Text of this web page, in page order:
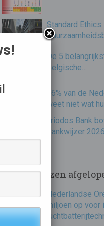
Standard Ethics:
De 5
Belgische…
86% van de
weet niet wat
Triodos Bank
Bankwijzer 2026
Meest gelezen
Nederlandse
miljoen op